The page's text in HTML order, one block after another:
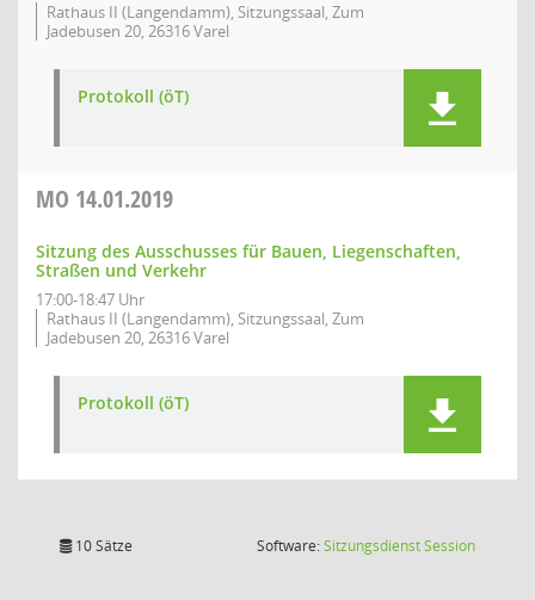
Rathaus II (Langendamm), Sitzungssaal, Zum
Jadebusen 20, 26316 Varel
Protokoll (öT)
MO 14.01.2019
Sitzung des Ausschusses für Bauen, Liegenschaften,
Straßen und Verkehr
17:00-18:47 Uhr
Rathaus II (Langendamm), Sitzungssaal, Zum
Jadebusen 20, 26316 Varel
Protokoll (öT)
10 Sätze Software:SitzungsdienstSession(Wird in